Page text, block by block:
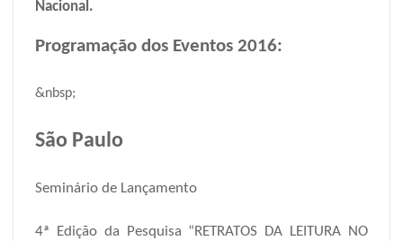
Nacional.
Programação dos Eventos 2016:
&nbsp;
São Paulo
Seminário de Lançamento
4ª Edição da Pesquisa “RETRATOS DA LEITURA NO